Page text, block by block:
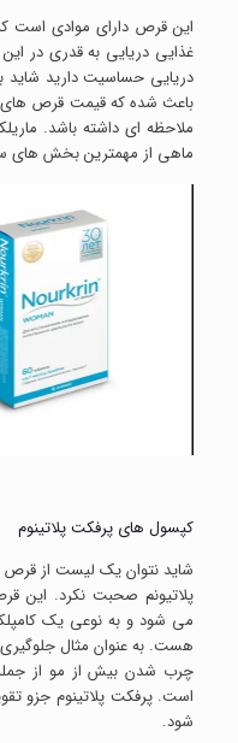
این قرص دارای موادی است
غذایی دریایی به قدری در
دریایی حساسیت دارید شاید
باعث شده که قیمت قرص های
ملاحظه ای داشته باشد.
ماهی از مهمترین بخش های
کپسول های پرفکت پلاتینوم
شاید نتوان یک لیست از قرص
پلاتیونم صحبت نکرد. این
می شود و به نوعی یک
هست. به عنوان مثال
چرب شدن بیش از مو از
است. پرفکت پلاتینوم جزو
شود.